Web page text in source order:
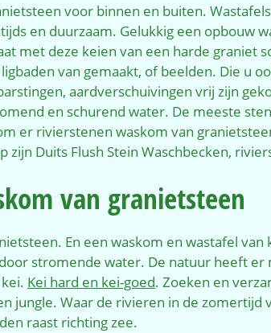
voor binnen en buiten.
en duurzaam. Gelukkig een opbouw
met deze keien van een harde graniet
van gemaakt, of beelden. Die u
aardverschuivingen vrij zijn
en schurend water. De meeste
er rivierstenen waskom van
zijn Duits Flush Stein Waschbecken,
van granietsteen
En een waskom en wastafel van
stromende water. De natuur heeft
Kei hard en kei-goed. Zoeken en
jungle. Waar de rivieren in de
raast richting zee.